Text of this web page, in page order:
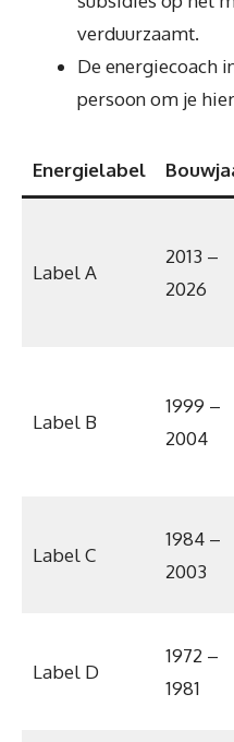
verduurzaamt.
De energiecoach
persoon om je
Energielabel
Label A
2013 –
2026
Label B
1999 –
2004
Label C
1984 –
2003
Label D
1972 –
1981